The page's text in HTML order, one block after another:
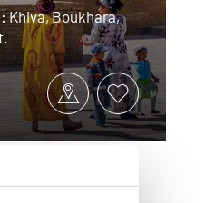
Khiva, Boukhara,